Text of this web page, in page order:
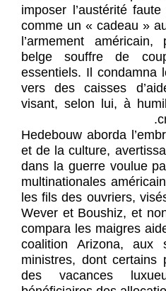
imposer l’austérité
comme un « cadeau »
l’armement
belge souffre de
essentiels. Il condamna
vers des caisses
visant, selon lui, à
Hedebouw aborda
et de la culture,
dans la guerre voulue
multinationales
les fils des ouvriers,
Wever et Boushiz, et
compara les maigres
coalition Arizona, aux
ministres, dont certains
des vacances